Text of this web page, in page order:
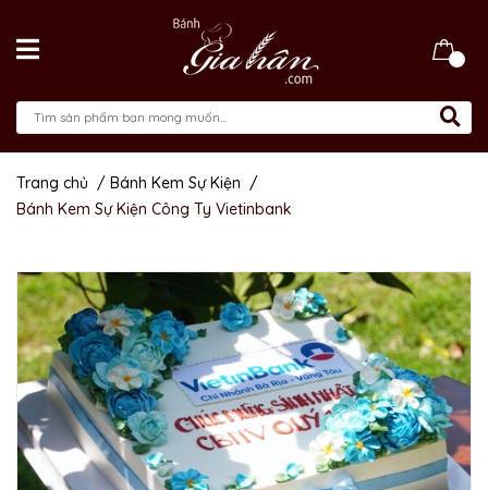
Trang chủ / Bánh Kem Sự Kiện /
Bánh Kem Sự Kiện Công Ty Vietinbank